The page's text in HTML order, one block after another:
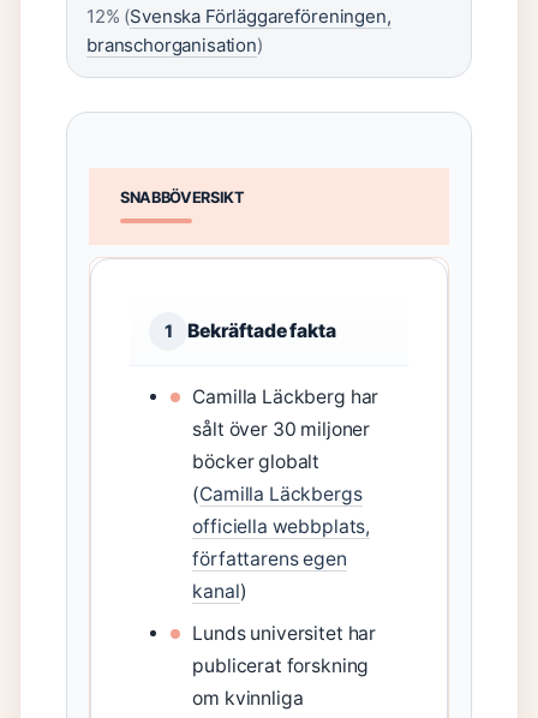
12% (Svenska Förläggareföreningen,
branschorganisation)
SNABBÖVERSIKT
1 Bekräftade fakta
Camilla Läckberg har
sålt över 30 miljoner
böcker globalt
(Camilla Läckbergs
officiella webbplats,
författarens egen
kanal)
Lunds universitet har
publicerat forskning
om kvinnliga